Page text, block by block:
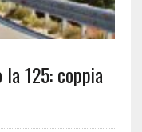
125: coppia